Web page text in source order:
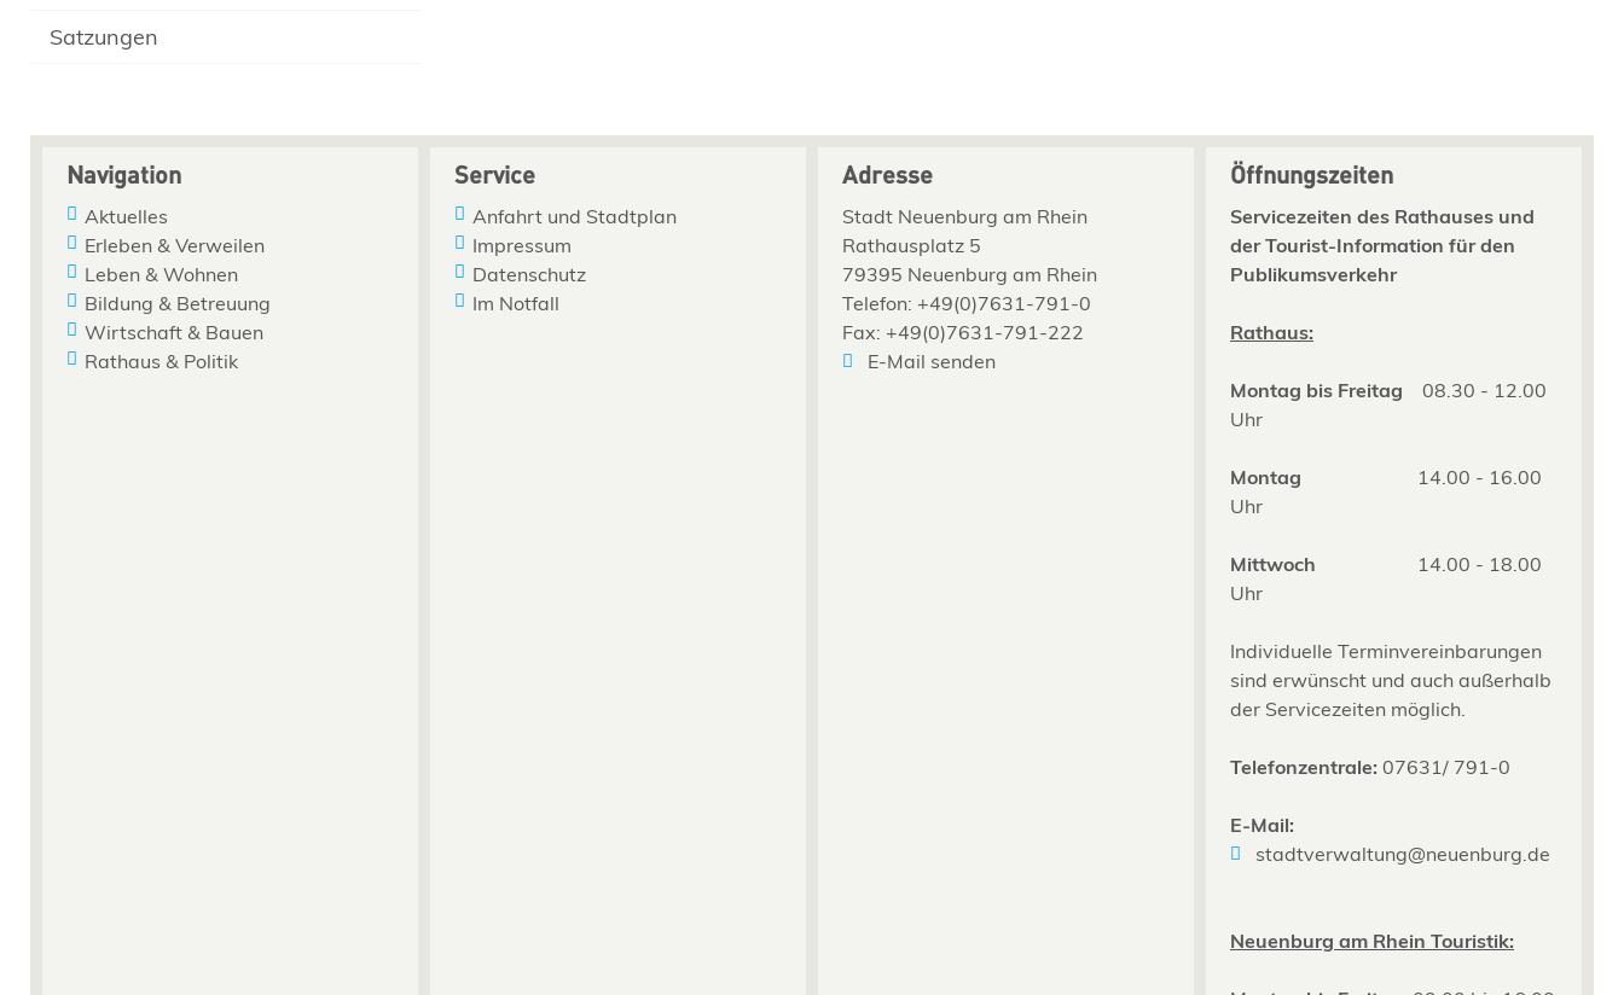
Satzungen
Navigation
Aktuelles
Erleben & Verweilen
Leben & Wohnen
Bildung & Betreuung
Wirtschaft & Bauen
Rathaus & Politik
Service
Anfahrt und Stadtplan
Impressum
Datenschutz
Im Notfall
Adresse
Stadt Neuenburg am Rhein
Rathausplatz 5
79395 Neuenburg am Rhein
Telefon: +49(0)7631-791-0
Fax: +49(0)7631-791-222
E-Mail senden
Öffnungszeiten
Servicezeiten des Rathauses und
der Tourist-Information für den
Publikumsverkehr
Rathaus:
Montag bis Freitag 08.30 - 12.00
Uhr
Montag
14.00 - 16.00
Uhr
Mittwoch
14.00 - 18.00
Uhr
Individuelle Terminvereinbarungen
sind erwünscht und auch außerhalb
der Servicezeiten möglich.
Telefonzentrale: 07631/ 791-0
E-Mail:
stadtverwaltung@neuenburg.de
Neuenburg am Rhein Touristik: